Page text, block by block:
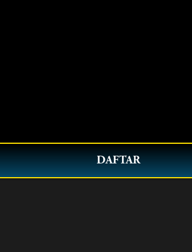
DAFTAR